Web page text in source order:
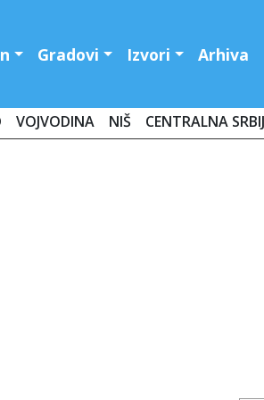
Gradovi Izvori Arhiva
VOJVODINA NIŠ CENTRALNA